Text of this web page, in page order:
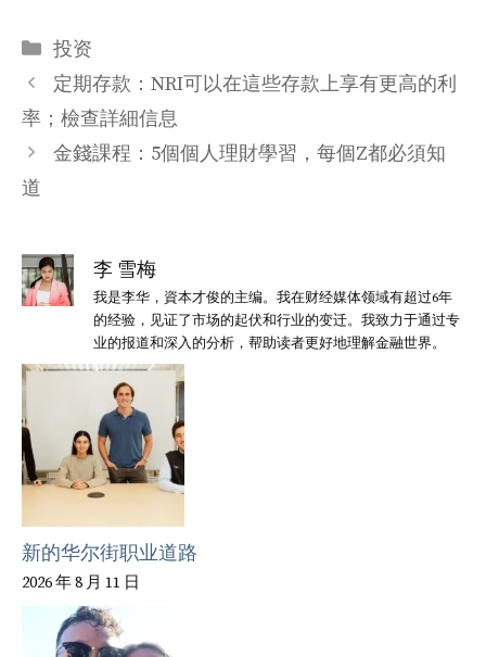
分
类
投资
定期存款：NRI可以在這些存款上享有更高的利
率；檢查詳細信息
金錢課程：5個個人理財學習，每個Z都必須知
道
李 雪梅
我是李华，資本才俊的主编。我在财经媒体领域有超过6年
的经验，见证了市场的起伏和行业的变迁。我致力于通过专
业的报道和深入的分析，帮助读者更好地理解金融世界。
新的华尔街职业道路
2026 年 8 月 11 日